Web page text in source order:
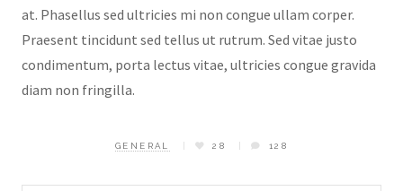
at. Phasellus sed ultricies mi non congue ullam corper.
Praesent tincidunt sed tellus ut rutrum. Sed vitae justo
condimentum, porta lectus vitae, ultricies congue gravida
diam non fringilla.
GENERAL 28 128